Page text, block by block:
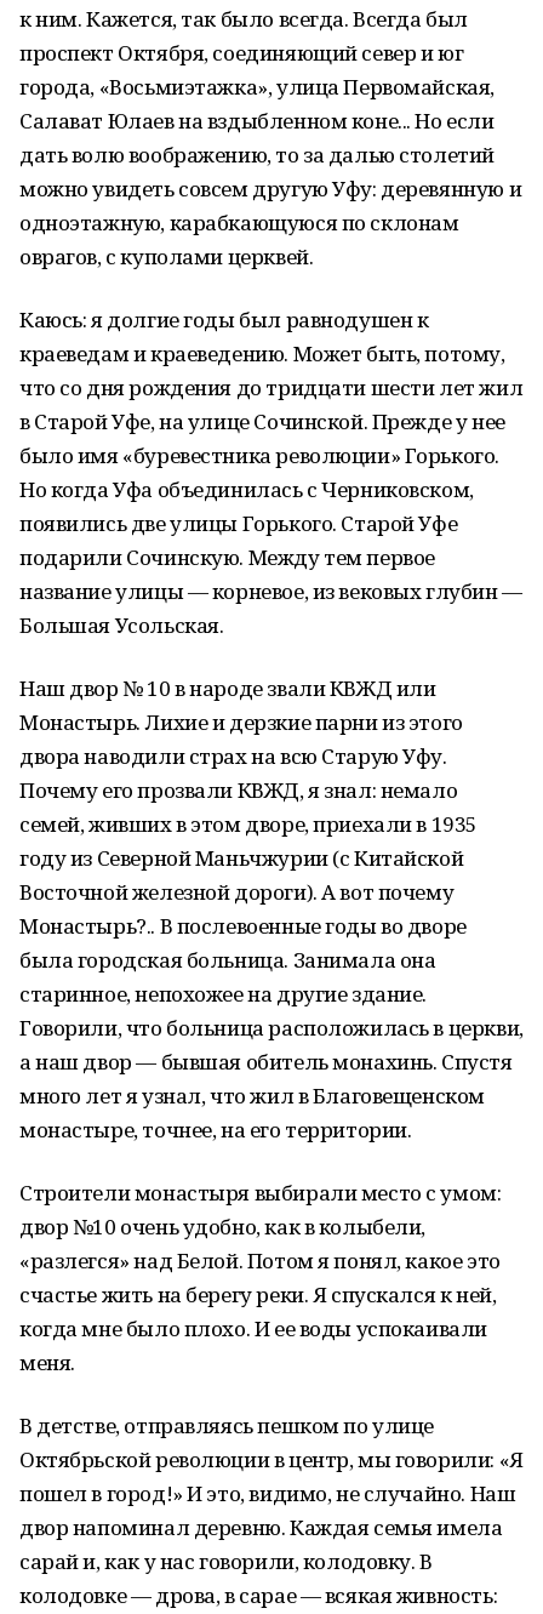
к ним. Кажется, так было всегда. Всегда был
проспект Октября, соединяющий север и юг
города, «Восьмиэтажка», улица Первомайская,
Салават Юлаев на вздыбленном коне... Но если
дать волю воображению, то за далью столетий
можно увидеть совсем другую Уфу: деревянную и
одноэтажную, карабкающуюся по склонам
оврагов, с куполами церквей.
Каюсь: я долгие годы был равнодушен к
краеведам и краеведению. Может быть, потому,
что со дня рождения до тридцати шести лет жил
в Старой Уфе, на улице Сочинской. Прежде у нее
было имя «буревестника революции» Горького.
Но когда Уфа объединилась с Черниковском,
появились две улицы Горького. Старой Уфе
подарили Сочинскую. Между тем первое
название улицы — корневое, из вековых глубин —
Большая Усольская.
Наш двор № 10 в народе звали КВЖД или
Монастырь. Лихие и дерзкие парни из этого
двора наводили страх на всю Старую Уфу.
Почему его прозвали КВЖД, я знал: немало
семей, живших в этом дворе, приехали в 1935
году из Северной Маньчжурии (с Китайской
Восточной железной дороги). А вот почему
Монастырь?.. В послевоенные годы во дворе
была городская больница. Занимала она
старинное, непохожее на другие здание.
Говорили, что больница расположилась в церкви,
а наш двор — бывшая обитель монахинь. Спустя
много лет я узнал, что жил в Благовещенском
монастыре, точнее, на его территории.
Строители монастыря выбирали место с умом:
двор №10 очень удобно, как в колыбели,
«разлегся» над Белой. Потом я понял, какое это
счастье жить на берегу реки. Я спускался к ней,
когда мне было плохо. И ее воды успокаивали
меня.
В детстве, отправляясь пешком по улице
Октябрьской революции в центр, мы говорили: «Я
пошел в город!» И это, видимо, не случайно. Наш
двор напоминал деревню. Каждая семья имела
сарай и, как у нас говорили, колодовку. В
колодовке — дрова, в сарае — всякая живность: